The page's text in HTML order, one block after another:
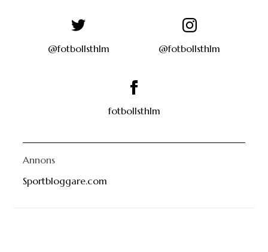
@fotbollsthlm @fotbollsthlm
fotbollsthlm
Annons
Sportbloggare.com